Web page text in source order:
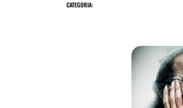
CATEGORIA: